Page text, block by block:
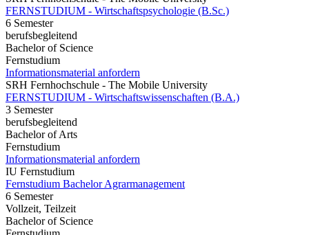
FERNSTUDIUM - Wirtschaftspsychologie (B.Sc.)
6 Semester
berufsbegleitend
Bachelor of Science
Fernstudium
Informationsmaterial anfordern
SRH Fernhochschule - The Mobile University
FERNSTUDIUM - Wirtschaftswissenschaften (B.A.)
3 Semester
berufsbegleitend
Bachelor of Arts
Fernstudium
Informationsmaterial anfordern
IU Fernstudium
Fernstudium Bachelor Agrarmanagement
6 Semester
Vollzeit, Teilzeit
Bachelor of Science